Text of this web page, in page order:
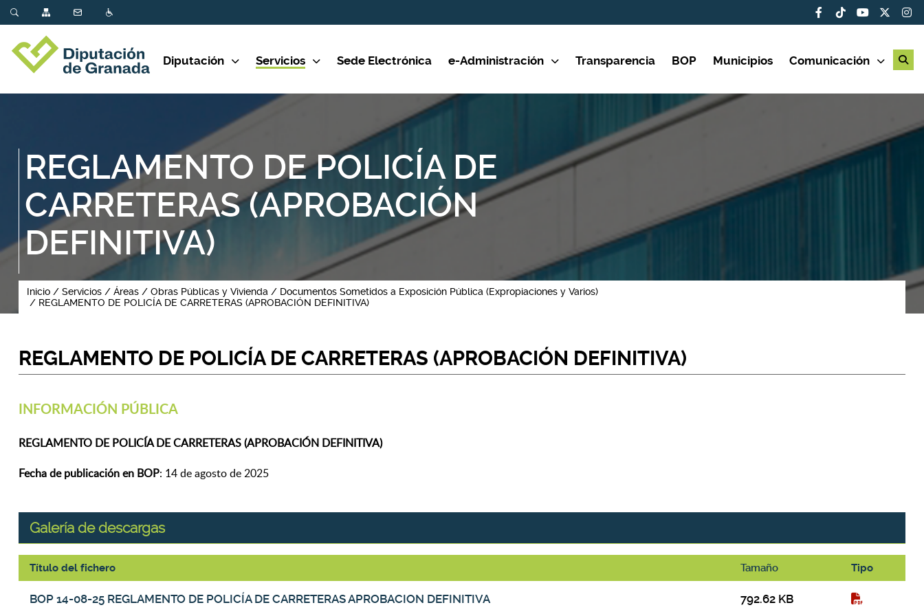
Diputación Servicios Sede Electrónica e-Administración Transparencia BOP Municipios Comunicación
REGLAMENTO DE POLICÍA DE
CARRETERAS (APROBACIÓN
DEFINITIVA)
Inicio Servicios Áreas Obras Públicas y Vivienda
Documentos Sometidos a Exposición Pública (Expropiaciones y Varios)
REGLAMENTO DE POLICÍA DE CARRETERAS (APROBACIÓN DEFINITIVA)
REGLAMENTO DE POLICÍA DE CARRETERAS (APROBACIÓN DEFINITIVA)
INFORMACIÓN PÚBLICA
REGLAMENTO DE POLICÍA DE CARRETERAS (APROBACIÓN DEFINITIVA)
Fecha de publicación en BOP: 14 de agosto de 2025
Galería de descargas
Título del fichero Tamaño Tipo
BOP 14-08-25 REGLAMENTO DE POLICÍA DE CARRETERAS APROBACION DEFINITIVA 792.62 KB